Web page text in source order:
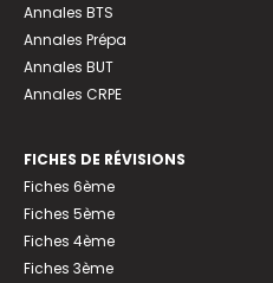
Annales BTS
Annales Prépa
Annales BUT
Annales CRPE
FICHES DE RÉVISIONS
Fiches 6ème
Fiches 5ème
Fiches 4ème
Fiches 3ème